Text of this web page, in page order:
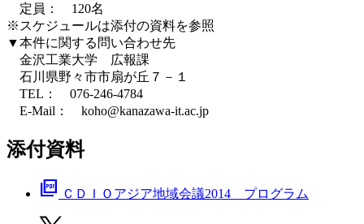
定員： 120名
※スケジュールは添付の資料を参照
▼本件に関する問い合わせ先
金沢工業大学 広報課
石川県野々市市扇が丘７－１
TEL： 076-246-4784
E-Mail： koho@kanazawa-it.ac.jp
添付資料
picture_as_pdf ＣＤＩＯアジア地域会議2014 プログラム